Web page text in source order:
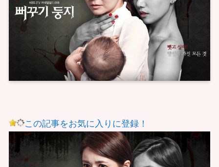
この記事をお気に入りに登録！